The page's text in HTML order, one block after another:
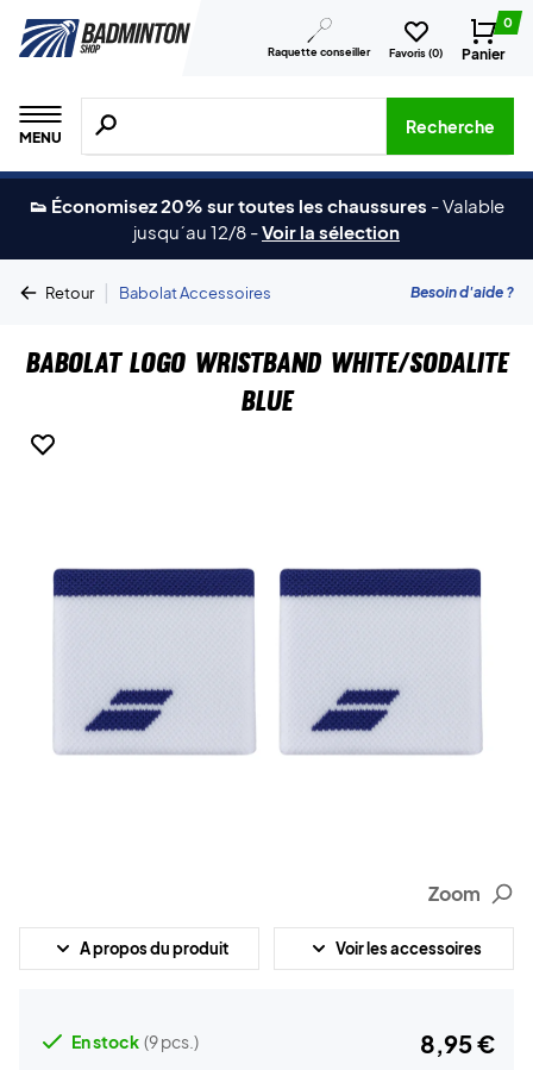
Raquette conseiller Favoris (0)
0
Panier
MENU
Recherche de produits, de marques, etc.
Recherche
👟 Économisez 20% sur toutes les chaussures -Valable
jusqu´au 12/8 -Voir la sélection
Retour | Babolat Accessoires Besoin d'aide ?
Babolat Logo Wristband White/Sodalite
Blue
Zoom
A propos du produit Voir les accessoires
En stock (9 pcs.) 8,95 €